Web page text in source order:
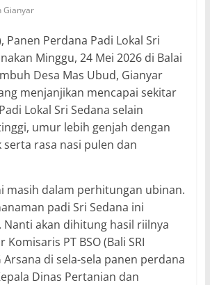
Gianyar
Panen Perdana Padi Lokal Sri
Minggu, 24 Mei 2026 di Balai
Desa Mas Ubud, Gianyar
menjanjikan mencapai sekitar
Lokal Sri Sedana selain
umur lebih genjah dengan
serta rasa nasi pulen dan
masih dalam perhitungan ubinan.
padi Sri Sedana ini
Nanti akan dihitung hasil riilnya
Komisaris PT BSO (Bali SRI
Arsana di sela-sela panen perdana
Dinas Pertanian dan